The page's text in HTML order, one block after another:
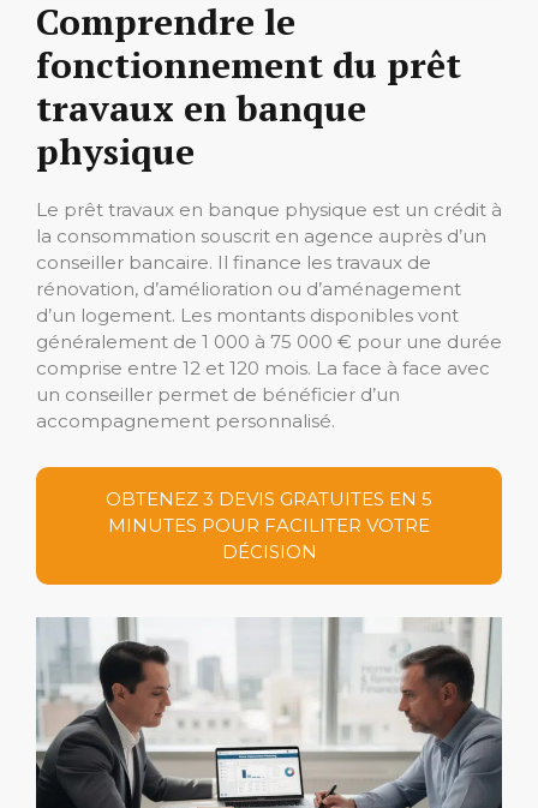
Comprendre le
fonctionnement du prêt
travaux en banque
physique
Le prêt travaux en banque physique est un crédit à
la consommation souscrit en agence auprès d’un
conseiller bancaire. Il finance les travaux de
rénovation, d’amélioration ou d’aménagement
d’un logement. Les montants disponibles vont
généralement de 1 000 à 75 000 € pour une durée
comprise entre 12 et 120 mois. La face à face avec
un conseiller permet de bénéficier d’un
accompagnement personnalisé.
OBTENEZ 3 DEVIS GRATUITES EN 5
MINUTES POUR FACILITER VOTRE
DÉCISION